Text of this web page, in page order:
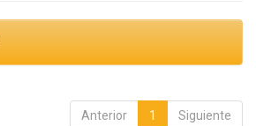
Anterior 1 Siguiente